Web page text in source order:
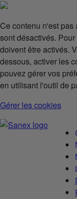
Ce contenu n'est
sont désactivés.
doivent être activés.
dessous, activer les
pouvez gérer vos
en utilisant l'outil de
Gérer les cookies